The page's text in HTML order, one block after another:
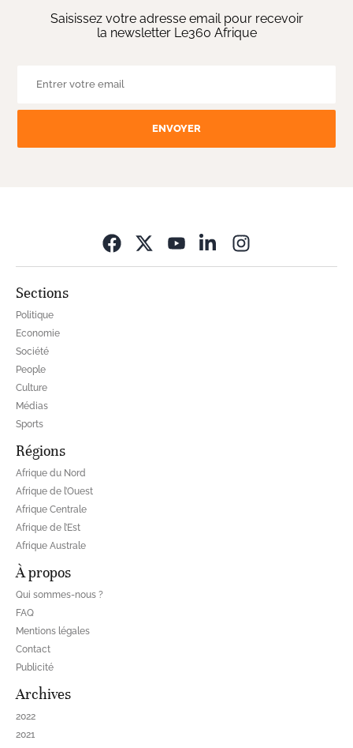
Saisissez votre adresse email pour recevoir
la newsletter Le360 Afrique
ENVOYER
Sections
Politique
Economie
Société
People
Culture
Médias
Sports
Régions
Afrique du Nord
Afrique de l’Ouest
Afrique Centrale
Afrique de l’Est
Afrique Australe
À propos
Qui sommes-nous ?
FAQ
Mentions légales
Contact
Publicité
Archives
2022
2021